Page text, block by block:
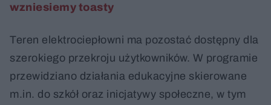
wzniesiemy toasty
Teren elektrociepłowni ma pozostać dostępny dla
szerokiego przekroju użytkowników. W programie
przewidziano działania edukacyjne skierowane
m.in. do szkół oraz inicjatywy społeczne, w tym